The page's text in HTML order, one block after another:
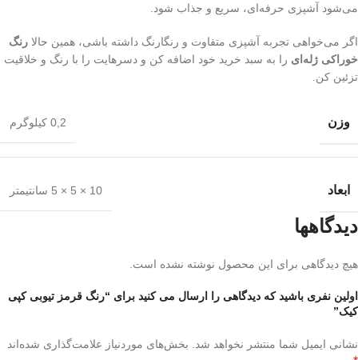
می‌شود آشپزی حرفه‌ای، سریع و جذاب شود.
اگر می‌خواهی تجربه آشپزی متفاوت و رنگارنگ داشته باشی، همین حالا رنگ
خوراکی ژله‌ای را به سبد خرید خود اضافه کن و دسرهایت را با رنگ و خلاقیت
تزئین کن.
وزن 0,2 کیلوگرم
ابعاد 10 × 5 × 5 سانتیمتر
دیدگاهها
هیچ دیدگاهی برای این محصول نوشته نشده است.
اولین نفری باشید که دیدگاهی را ارسال می کنید برای “رنگ قرمز تیوبی کپی
کیک”
نشانی ایمیل شما منتشر نخواهد شد. بخش‌های موردنیاز علامت‌گذاری شده‌اند